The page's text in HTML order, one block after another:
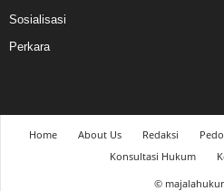
Sosialisasi
Perkara
Home About Us Redaksi
Konsultasi Hukum
©